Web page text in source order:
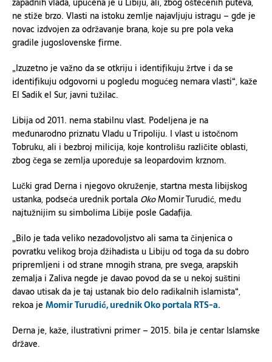
ne stiže brzo. Vlasti na istoku zemlje najavljuju istragu – gde je
novac izdvojen za održavanje brana, koje su pre pola veka
gradile jugoslovenske firme.
„Izuzetno je važno da se otkriju i identifikuju žrtve i da se
identifikuju odgovorni u pogledu mogućeg nemara vlasti“, kaže
El Sadik el Sur, javni tužilac.
Libija od 2011. nema stabilnu vlast. Podeljena je na
međunarodno priznatu Vladu u Tripoliju. I vlast u istočnom
Tobruku, ali i bezbroj milicija, koje kontrolišu različite oblasti,
zbog čega se zemlja upoređuje sa leopardovim krznom.
Lučki grad Derna i njegovo okruženje, startna mesta libijskog
ustanka, podseća urednik portala OkoMomir Turudić, među
najtužnijim su simbolima Libije posle Gadafija.
„Bilo je tada veliko nezadovoljstvo ali sama ta činjenica o
povratku velikog broja džihadista u Libiju od toga da su dobro
pripremljeni i od strane mnogih strana, pre svega, arapskih
zemalja i Zaliva negde je davao povod da se u nekoj suštini
davao utisak da je taj ustanak bio delo radikalnih islamista“,
rekoa je MomirTurudić,urednik Oko portala RTS-a.
Derna je, kaže, ilustrativni primer – 2015. bila je centar Islamske
države.